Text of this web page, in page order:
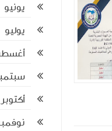
abdelaalmaroof
منذ 3 أشهر تقريبا
يونيو
يوليو
أكتوبر